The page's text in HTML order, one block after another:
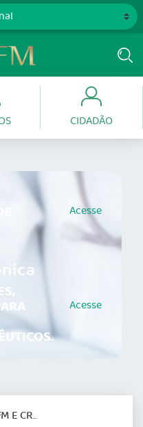
CIDADÃO
Acesse
Acesse
CRMS